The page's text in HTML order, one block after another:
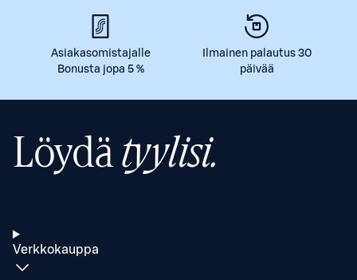
Asiakasomistajalle
Bonusta jopa 5 %
Ilmainen palautus 30
päivää
Löydätyylisi.
Verkkokauppa